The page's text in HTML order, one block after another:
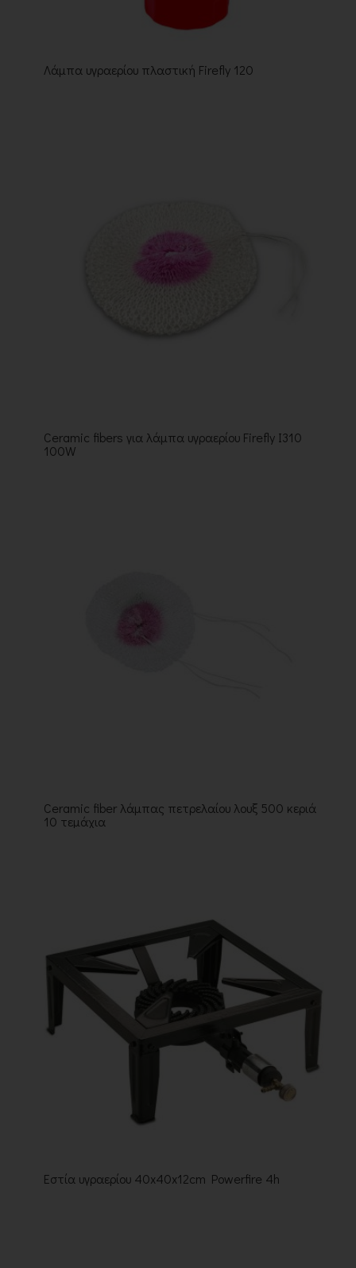
Λάμπα υγραερίου πλαστική Firefly 120
Ceramic fibers για λάμπα υγραερίου Firefly Ι310
100W
Ceramic fiber λάμπας πετρελαίου λουξ 500 κεριά
10 τεμάχια
Εστία υγραερίου 40x40x12cm Powerfire 4h